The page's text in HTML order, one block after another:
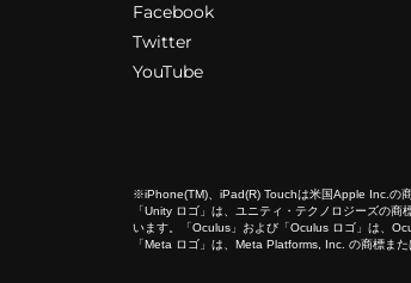
Facebook
Twitter
YouTube
※iPhone(TM)、iPad(R) Touchは米国Apple Inc.の
「Unity ロゴ」は、ユニティ・テクノロジーズの
います。「Oculus」および「Oculus ロゴ」は、
「Meta ロゴ」は、Meta Platforms, Inc. の商標また